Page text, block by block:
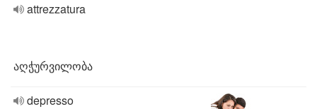
attrezzatura
აღჭურვილობა
depresso